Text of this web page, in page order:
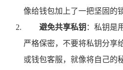
像给钱包加上了一把坚固的
避免共享私钥 ：私钥是
严格保密，不要将私钥分享
或钱包客服，就像将自己的